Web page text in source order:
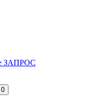
ЗАПРОС